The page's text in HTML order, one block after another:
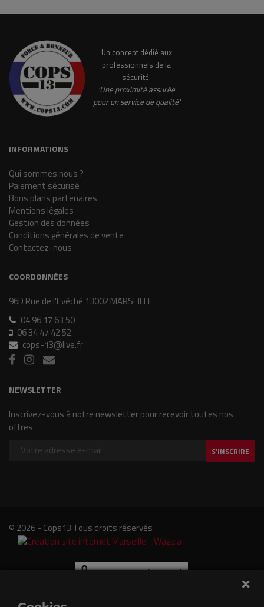
Un concept dédié aux
professionnels de la
sécurité.
'Une proximité assurée
pour un service de qualité'
INFORMATIONS
Qui sommes nous ?
Paiement sécurisé
Bons plans partenaires
Mentions légales
Gestion des données
Conditions générales de vente
Contactez-nous
COORDONNÉES
96D Rue de l'Evêché 13002 MARSEILLE
04 96 17 63 50
06 34 47 42 52
cops-13@live.fr
NEWSLETTER
Inscrivez-vous à notre newsletter pour recevoir toutes nos
offres.
S'INSCRIRE
© 2026 - Cops13 Tous droits réservés